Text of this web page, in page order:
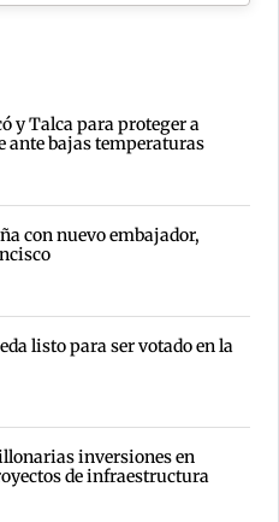
y Talca para proteger a
ante bajas temperaturas
con nuevo embajador,
listo para ser votado en la
inversiones en
de infraestructura